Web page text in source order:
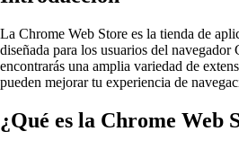
La Chrome Web Store es la tienda de
diseñada para los usuarios del
encontrarás una amplia variedad de
pueden mejorar tu experiencia de
¿Qué es la Chrome Web